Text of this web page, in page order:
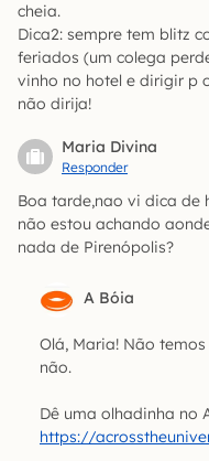
cheia.
Dica2: sempre tem blitz
feriados (um colega
vinho no hotel e dirigir p
não dirija!
Maria Divina
Responder
Boa tarde,nao vi dica de
não estou achando
nada de Pirenópolis?
A Bóia
Olá, Maria! Não
não.
Dê uma olhadinha no
https://